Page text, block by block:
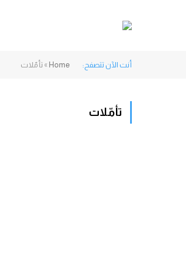
أنت الآن تتصفح: Home
» تأمّلات
تأمّلات